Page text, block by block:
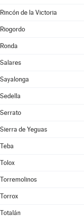
Rincón de la Victoria
Riogordo
Ronda
Salares
Sayalonga
Sedella
Serrato
Sierra de Yeguas
Teba
Tolox
Torremolinos
Torrox
Totalán